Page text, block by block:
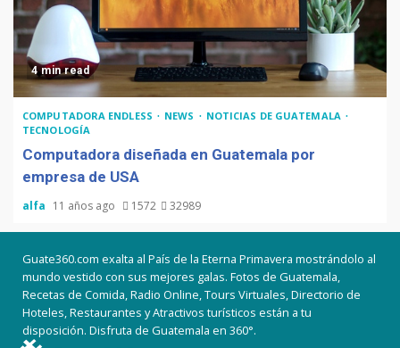
4 min read
COMPUTADORA ENDLESS NEWS
NOTICIAS DE GUATEMALA
TECNOLOGÍA
Computadora diseñada en Guatemala por
empresa de USA
alfa 11 años ago 1572 32989
Guate360.com exalta al País de la Eterna Primavera mostrándolo al
mundo vestido con sus mejores galas. Fotos de Guatemala,
Recetas de Comida, Radio Online, Tours Virtuales, Directorio de
Hoteles, Restaurantes y Atractivos turísticos están a tu
disposición. Disfruta de Guatemala en 360°.